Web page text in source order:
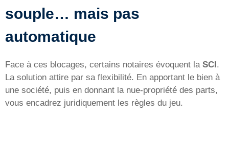
souple… mais pas
automatique
Face à ces blocages, certains notaires évoquent la SCI.
La solution attire par sa flexibilité. En apportant le bien à
une société, puis en donnant la nue-propriété des parts,
vous encadrez juridiquement les règles du jeu.